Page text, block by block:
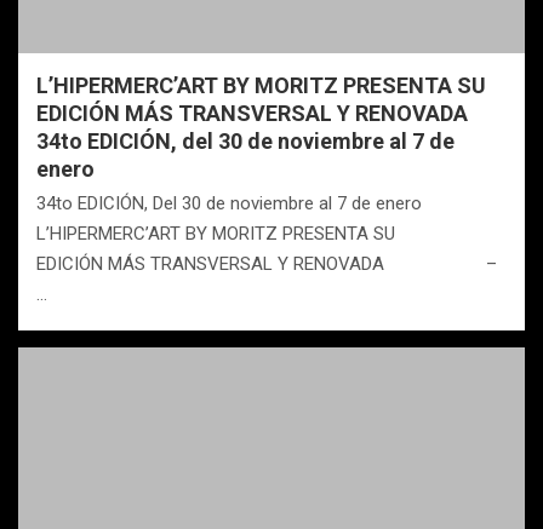
L’HIPERMERC’ART BY MORITZ PRESENTA SU
EDICIÓN MÁS TRANSVERSAL Y RENOVADA
34to EDICIÓN, del 30 de noviembre al 7 de
enero
34to EDICIÓN, Del 30 de noviembre al 7 de enero
L’HIPERMERC’ART BY MORITZ PRESENTA SU
EDICIÓN MÁS TRANSVERSAL Y RENOVADA –
…